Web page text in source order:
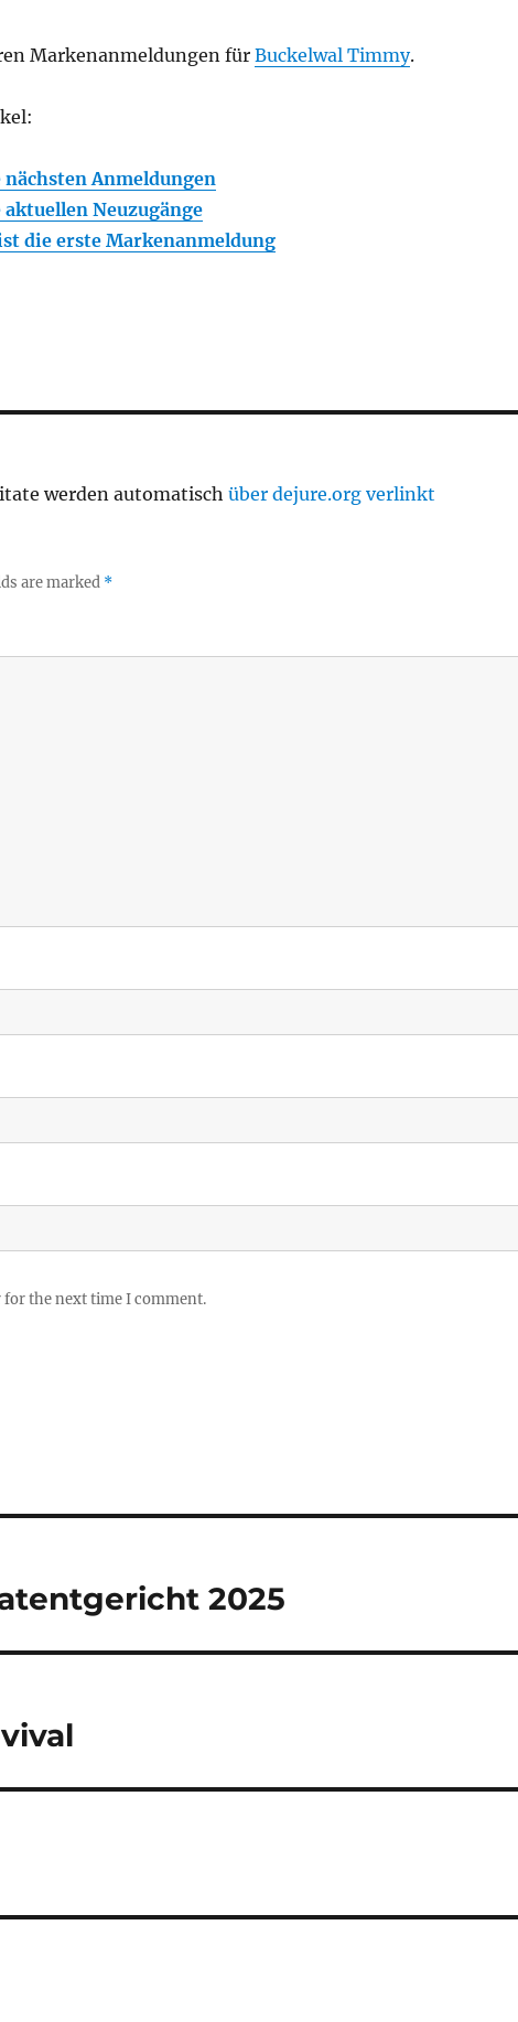
Markenanmeldungen für Buckelwal Timmy.
Anmeldungen
Neuzugänge
die erste Markenanmeldung
werden automatischüber dejure.org verlinkt
are marked *
for the next time I comment.
2025